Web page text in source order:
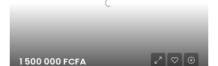
1 500 000 FCFA